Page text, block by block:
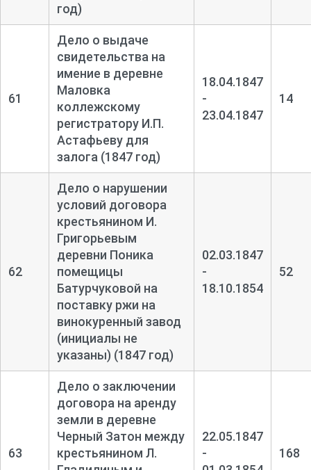
год)
61
Дело о выдаче
свидетельства на
имение в деревне
Маловка
коллежскому
регистратору И.П.
Астафьеву для
залога (1847 год)
18.04.1847
-
23.04.1847
14
62
Дело о нарушении
условий договора
крестьянином И.
Григорьевым
деревни Поника
помещицы
Батурчуковой на
поставку ржи на
винокуренный завод
(инициалы не
указаны) (1847 год)
02.03.1847
-
18.10.1854
52
63
Дело о заключении
договора на аренду
земли в деревне
Черный Затон между
крестьянином Л.
22.05.1847
-
168